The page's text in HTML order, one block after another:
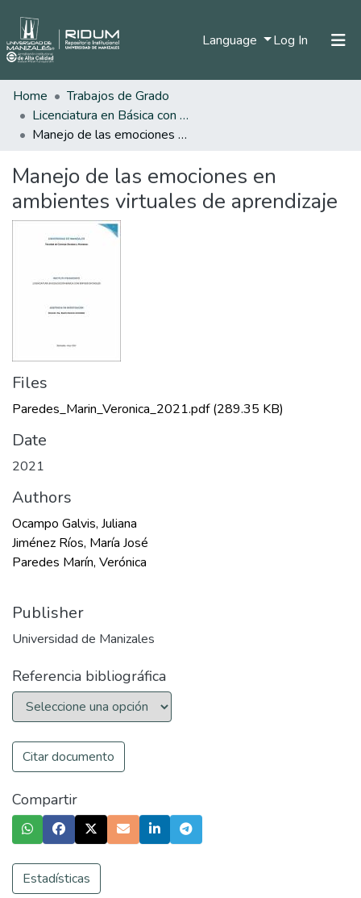
Language Log In (current)
Statistics
Home
Trabajos de Grado
Licenciatura en Básica con Énfasis en Inglés
Manejo de las emociones en ambientes virtuales de aprendizaje
Manejo de las emociones en
ambientes virtuales de aprendizaje
Files
Paredes_Marin_Veronica_2021.pdf(289.35 KB)
Date
2021
Authors
Ocampo Galvis, Juliana
Jiménez Ríos, María José
Paredes Marín, Verónica
Publisher
Universidad de Manizales
Referencia bibliográfica
Citar documento
Compartir
Estadísticas